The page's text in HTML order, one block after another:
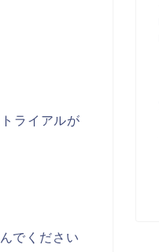
ライアルが
でください